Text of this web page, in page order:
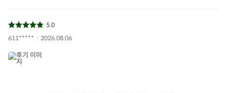
5.0
611*****
2026.08.06